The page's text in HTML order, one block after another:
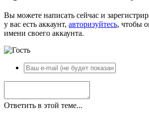
Вы можете написать сейчас и
у вас есть аккаунт, авторизуйтесь, чтобы
имени своего аккаунта.
Ответить в этой теме...